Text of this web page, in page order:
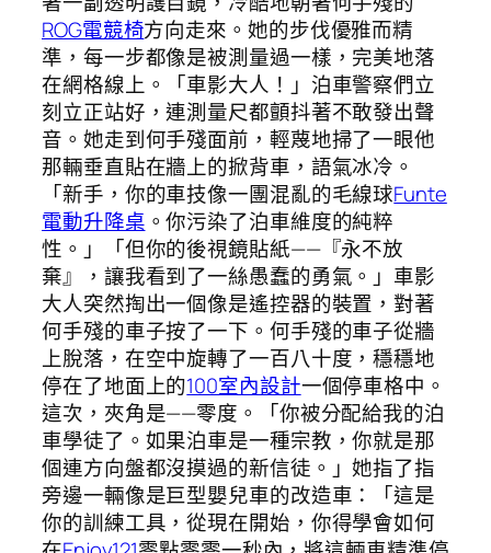
ROG電競椅方向走來。她的步伐優雅而精
準，每一步都像是被測量過一樣，完美地落
在網格線上。「車影大人！」泊車警察們立
刻立正站好，連測量尺都顫抖著不敢發出聲
音。她走到何手殘面前，輕蔑地掃了一眼他
那輛垂直貼在牆上的掀背車，語氣冰冷。
「新手，你的車技像一團混亂的毛線球Funte
電動升降桌 。你污染了泊車維度的純粹
性。」「但你的後視鏡貼紙——『永不放
棄』，讓我看到了一絲愚蠢的勇氣。」車影
大人突然掏出一個像是遙控器的裝置，對著
何手殘的車子按了一下。何手殘的車子從牆
上脫落，在空中旋轉了一百八十度，穩穩地
停在了地面上的100室內設計一個停車格中。
這次，夾角是——零度。「你被分配給我的泊
車學徒了。如果泊車是一種宗教，你就是那
個連方向盤都沒摸過的新信徒。」她指了指
旁邊一輛像是巨型嬰兒車的改造車：「這是
你的訓練工具，從現在開始，你得學會如何